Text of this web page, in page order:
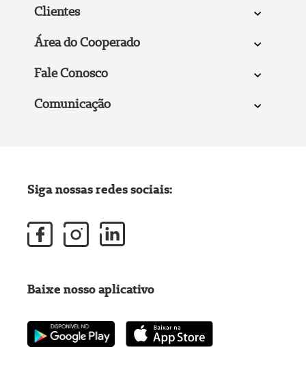
Clientes
Área do Cooperado
Fale Conosco
Comunicação
Siga nossas redes sociais:
Baixe nosso aplicativo